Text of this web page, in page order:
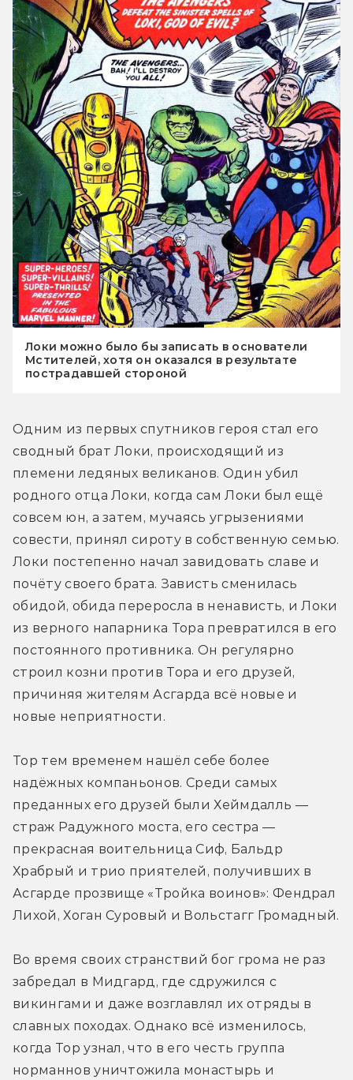
Локи можно было бы записать в основатели
Мстителей, хотя он оказался в результате
пострадавшей стороной
Одним из первых спутников героя стал его
сводный брат Локи, происходящий из
племени ледяных великанов. Один убил
родного отца Локи, когда сам Локи был ещё
совсем юн, а затем, мучаясь угрызениями
совести, принял сироту в собственную семью.
Локи постепенно начал завидовать славе и
почёту своего брата. Зависть сменилась
обидой, обида переросла в ненависть, и Локи
из верного напарника Тора превратился в его
постоянного противника. Он регулярно
строил козни против Тора и его друзей,
причиняя жителям Асгарда всё новые и
новые неприятности.
Тор тем временем нашёл себе более
надёжных компаньонов. Среди самых
преданных его друзей были Хеймдалль —
страж Радужного моста, его сестра —
прекрасная воительница Сиф, Бальдр
Храбрый и трио приятелей, получивших в
Асгарде прозвище «Тройка воинов»: Фендрал
Лихой, Хоган Суровый и Вольстагг Громадный.
Во время своих странствий бог грома не раз
забредал в Мидгард, где сдружился с
викингами и даже возглавлял их отряды в
славных походах. Однако всё изменилось,
когда Тор узнал, что в его честь группа
норманнов уничтожила монастырь и